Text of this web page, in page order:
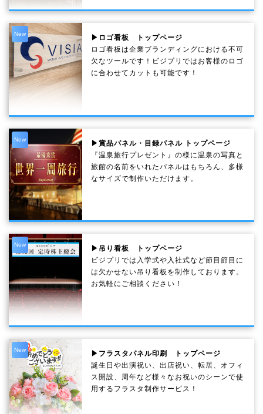
New
▶ロゴ看板 トップページ
ロゴ看板は企業ブランディングにおける不可
欠なツールです！ビジプリではお客様のロゴ
に合わせてカットも可能です！
New
▶賞品パネル・目録パネル トップページ
『温泉旅行プレゼント』の様に温泉の写真と
旅館の名前をいれたパネルはもちろん、多様
なサイズで制作いただけます。
New
▶吊り看板 トップページ
ビジプリでは入学式や入社式など節目節目に
は欠かせない吊り看板を制作しております。
お気軽にご相談ください！
New
▶フラスタパネル印刷 トップページ
誕生日や出演祝い、出店祝い、転居、オフィ
ス開設、周年など様々なお祝いのシーンで使
用するフラスタ制作サービス！